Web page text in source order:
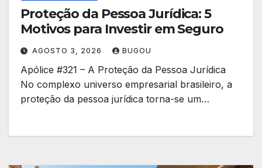
Proteção da Pessoa Jurídica: 5
Motivos para Investir em Seguro
AGOSTO 3, 2026 BUGOU
Apólice #321 – A Proteção da Pessoa Jurídica
No complexo universo empresarial brasileiro, a
proteção da pessoa jurídica torna-se um…